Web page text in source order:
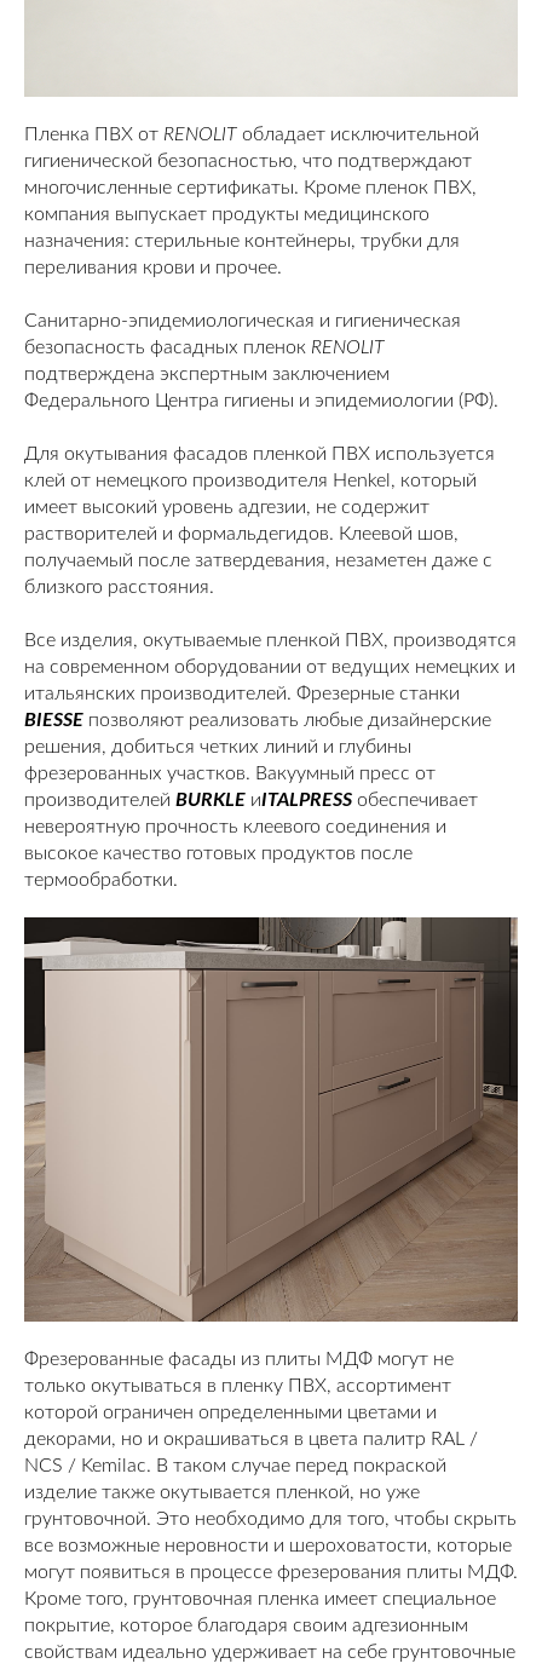
Пленка ПВХ от RENOLIT обладает исключительной
гигиенической безопасностью, что подтверждают
многочисленные сертификаты. Кроме пленок ПВХ,
компания выпускает продукты медицинского
назначения: стерильные контейнеры, трубки для
переливания крови и прочее.
Санитарно-эпидемиологическая и гигиеническая
безопасность фасадных пленок RENOLIT
подтверждена экспертным заключением
Федерального Центра гигиены и эпидемиологии (РФ).
Для окутывания фасадов пленкой ПВХ используется
клей от немецкого производителя Henkel, который
имеет высокий уровень адгезии, не содержит
растворителей и формальдегидов. Клеевой шов,
получаемый после затвердевания, незаметен даже с
близкого расстояния.
Все изделия, окутываемые пленкой ПВХ, производятся
на современном оборудовании от ведущих немецких и
итальянских производителей. Фрезерные станки
BIESSE позволяют реализовать любые дизайнерские
решения, добиться четких линий и глубины
фрезерованных участков. Вакуумный пресс от
производителей BURKLE иITALPRESS обеспечивает
невероятную прочность клеевого соединения и
высокое качество готовых продуктов после
термообработки.
Фрезерованные фасады из плиты МДФ могут не
только окутываться в пленку ПВХ, ассортимент
которой ограничен определенными цветами и
декорами, но и окрашиваться в цвета палитр RAL /
NCS / Kemilac. В таком случае перед покраской
изделие также окутывается пленкой, но уже
грунтовочной. Это необходимо для того, чтобы скрыть
все возможные неровности и шероховатости, которые
могут появиться в процессе фрезерования плиты МДФ.
Кроме того, грунтовочная пленка имеет специальное
покрытие, которое благодаря своим адгезионным
свойствам идеально удерживает на себе грунтовочные